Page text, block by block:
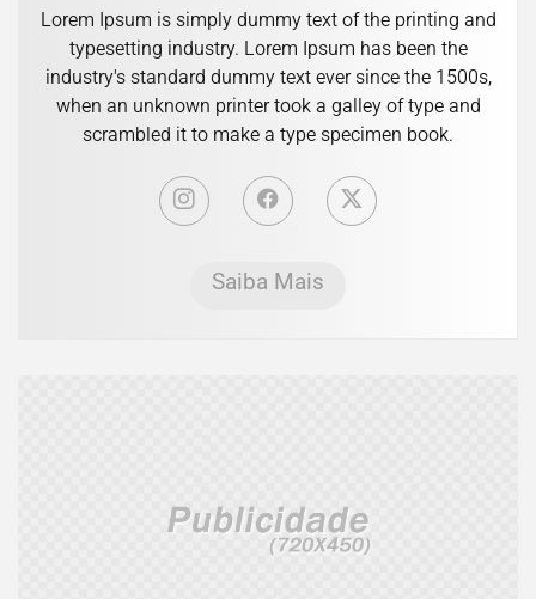
Lorem Ipsum is simply dummy text of the printing and
typesetting industry. Lorem Ipsum has been the
industry's standard dummy text ever since the 1500s,
when an unknown printer took a galley of type and
scrambled it to make a type specimen book.
Saiba Mais